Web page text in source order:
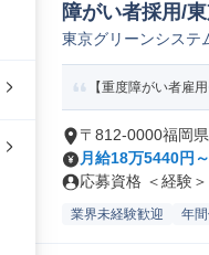
障がい者採用/
東京グリーンシス
【重度障がい者雇
〒812-0000福岡
月給18万5440円
応募資格 ＜経験
業界未経験歓迎 年